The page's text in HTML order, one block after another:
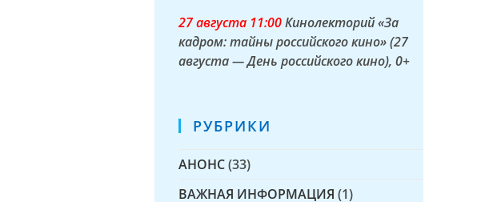
27 августа 11:00Кинолекторий «За
кадром: тайны российского кино» (27
августа — День российского кино), 0+
РУБРИКИ
АНОНС(33)
ВАЖНАЯ ИНФОРМАЦИЯ (1)